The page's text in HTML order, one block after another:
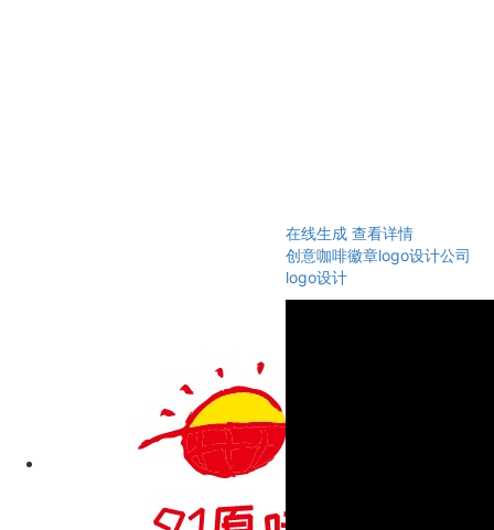
在线生成 查看详情
创意咖啡徽章logo设计公司
logo设计